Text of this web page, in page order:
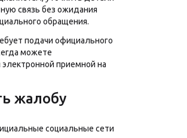
связь без ожидания
обращения.
подачи официального
можете
электронной приемной на
жалобу
социальные сети